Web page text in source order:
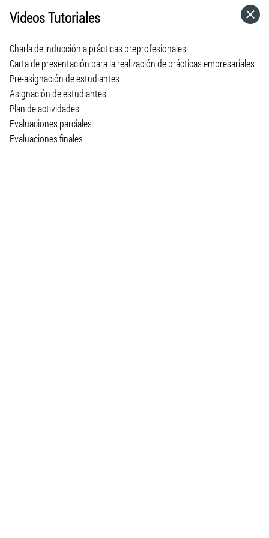
Videos Tutoriales
Charla de inducción a prácticas preprofesionales
Carta de presentación para la realización de prácticas empresariales
Pre-asignación de estudiantes
Asignación de estudiantes
Plan de actividades
Evaluaciones parciales
Evaluaciones finales
CATEGORÍAS